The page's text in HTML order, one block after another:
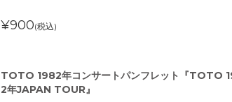
¥900(税込)
TOTO 1982年コンサートパンフレット『TOTO
2年JAPAN TOUR』